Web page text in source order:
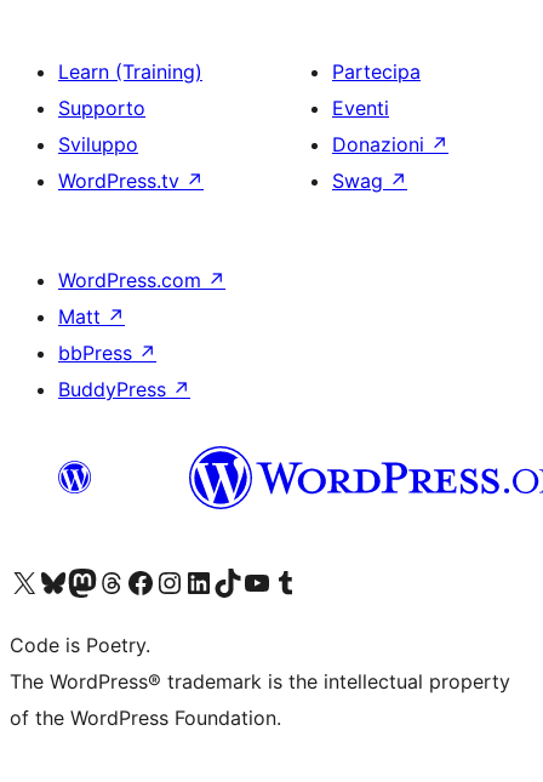
Learn (Training)
Supporto
Sviluppo
WordPress.tv ↗
Partecipa
Eventi
Donazioni ↗
Swag ↗
WordPress.com ↗
Matt ↗
bbPress ↗
BuddyPress ↗
Visita il nostro account X (ex Twitter)
Visita il nostro account Bluesky
Visita il nostro account Mastodon
Visita il nostro account Threads
Visita la nostra pagina Facebook
Visita il nostro account Instagram
Visita il nostro account LinkedIn
Visita il nostro account TikTok
Visita il nostro canale YouTube
Visita il nostro account Tumblr
Code is Poetry.
The WordPress® trademark is the intellectual property
of the WordPress Foundation.